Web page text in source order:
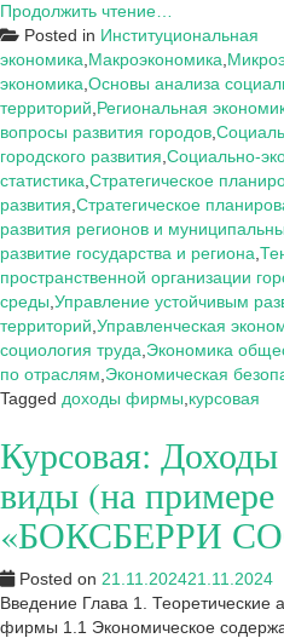
Продолжить чтение…
к
курсовой:
Доходы
фирмы
и
их
виды
(на
примере
ООО
«БОКСБЕРРИ
СОФТ»)
Posted in Институциональная
экономика Макроэкономика
экономика Основы анализа
территорий Региональная
вопросы развития городов
городского развития Социально-
статистика Стратегическое
развития Стратегическое
развития регионов и
развитие государства и региона
пространственной организации
среды Управление устойчивым
территорий Управленческая
социология труда Экономика
по отраслям Экономическая
Tagged доходы фирмы курсовая
Курсовая:
виды (на
«БОКСБЕРРИ
Posted on 21.11.202421.11.2024
Введение Глава 1. Теоретические
фирмы 1.1 Экономическое